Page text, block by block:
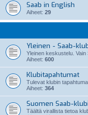
Saab in English
Aiheet: 29
Yleinen - Saab-
Yleinen keskustelu. Vain
Aiheet: 600
Klubitapahtumat
Tulevat klubin
Aiheet: 364
Suomen Saab-
Täältä virallista tietoa